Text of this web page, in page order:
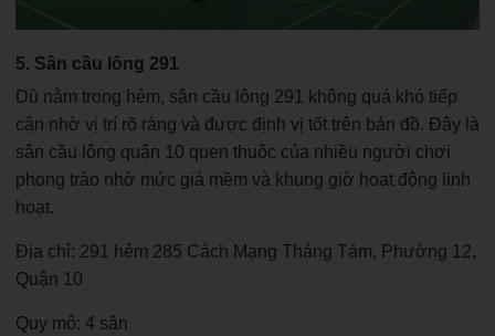
5. Sân cầu lông 291
Dù nằm trong hẻm, sân cầu lông 291 không quá khó tiếp
cận nhờ vị trí rõ ràng và được định vị tốt trên bản đồ. Đây là
sân cầu lông quận 10 quen thuộc của nhiều người chơi
phong trào nhờ mức giá mềm và khung giờ hoạt động linh
hoạt.
Địa chỉ: 291 hẻm 285 Cách Mạng Tháng Tám, Phường 12,
Quận 10
Quy mô: 4 sân